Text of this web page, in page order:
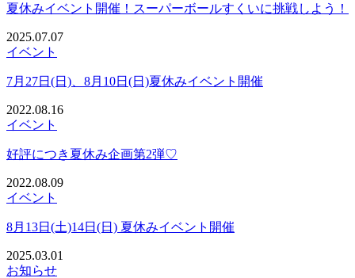
夏休みイベント開催！スーパーボールすくいに挑戦しよう！
2025.07.07
イベント
7月27日(日)、8月10日(日)夏休みイベント開催
2022.08.16
イベント
好評につき夏休み企画第2弾♡
2022.08.09
イベント
8月13日(土)14日(日) 夏休みイベント開催
2025.03.01
お知らせ